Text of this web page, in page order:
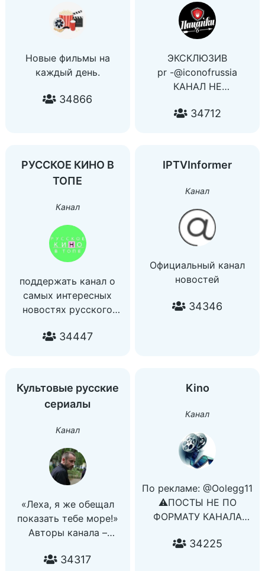
Новые фильмы на
каждый день.
34866
ЭКСКЛЮЗИВ
pr -@iconofrussia
КАНАЛ НЕ
ПРАВООБЛАДАТЕЛЬ
34712
РУССКОЕ КИНО В
ТОПЕ
Канал
поддержать канал о
самых интересных
новостях русского
4279380688525445
34447
IPTVInformer
Канал
Официальный канал
новостей
34346
Культовые русские
сериалы
Канал
«Леха, я же обещал
показать тебе море!»
Авторы канала –
@ivsimka.
34317
Kino
Канал
По рекламе: @Oolegg11
⚠️ПОСТЫ НЕ ПО
ФОРМАТУ КАНАЛА
РЕКЛАМНЫМИ!
34225